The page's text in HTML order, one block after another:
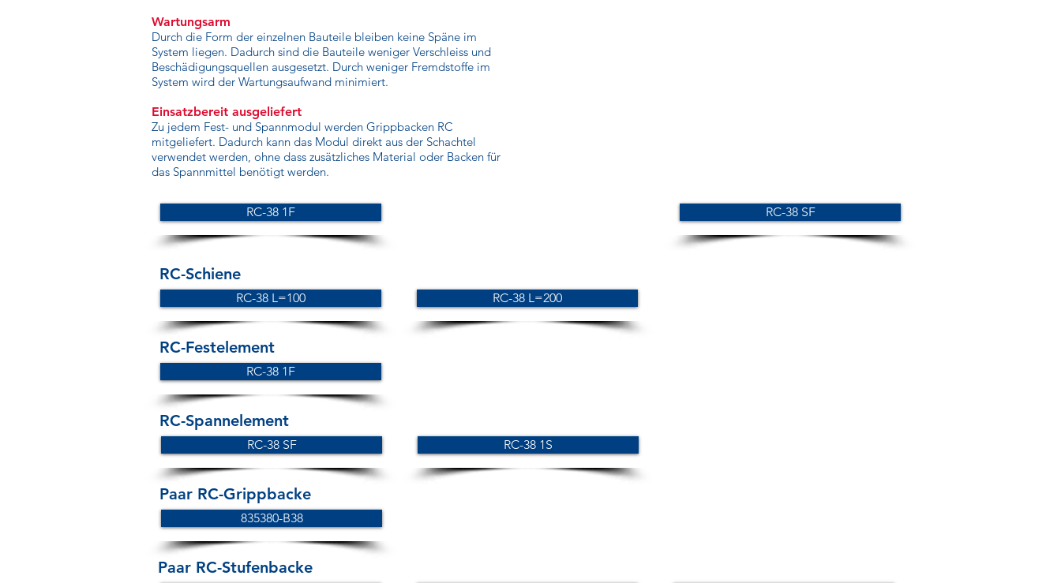
Wartungsarm
Durch die Form der einzelnen Bauteile bleiben keine Späne im
System liegen. Dadurch sind die Bauteile weniger Verschleiss und
Beschädigungsquellen ausgesetzt. Durch weniger Fremdstoffe im
System wird der Wartungsaufwand minimiert.
Einsatzbereit ausgeliefert
Zu jedem Fest- und Spannmodul werden Grippbacken RC
mitgeliefert. Dadurch kann das Modul direkt aus der Schachtel
verwendet werden, ohne dass zusätzliches Material oder Backen für
das Spannmittel benötigt werden.
RC-38 1F RC-38 SF
RC-Schiene
RC-38 L=100 RC-38 L=200
RC-Festelement
RC-38 1F
RC-Spannelement
RC-38 SF RC-38 1S
Paar RC-Grippbacke
835380-B38
Paar RC-Stufenbacke